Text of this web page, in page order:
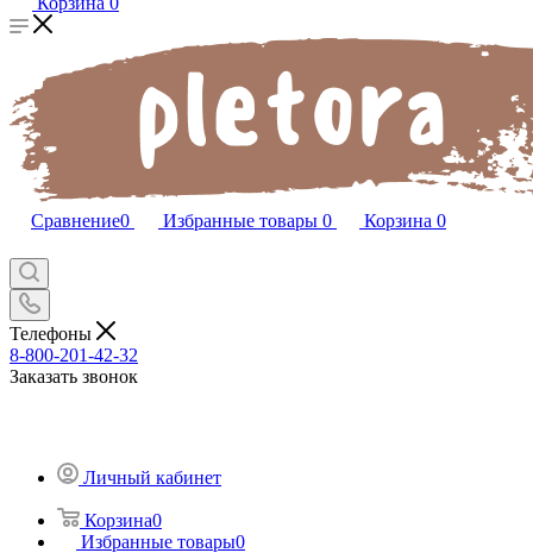
Сравнение0 Избранные товары 0 Корзина 0
Телефоны
8-800-201-42-32
Заказать звонок
Личный кабинет
Корзина0
Избранные товары0